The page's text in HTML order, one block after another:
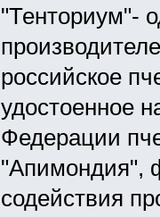
"Тенториум"-
российское
удостоенное
Федерации
"Апимондия",
содействия